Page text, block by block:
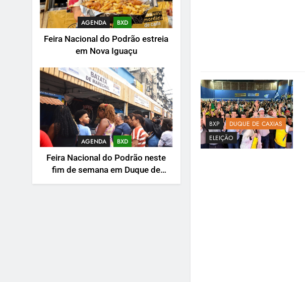
AGENDA BXD
Feira Nacional do Podrão estreia
em Nova Iguaçu
AGENDA BXD
Feira Nacional do Podrão neste
fim de semana em Duque de
Caxias
BXP
DUQUE DE CAXIAS
ELEIÇÃO